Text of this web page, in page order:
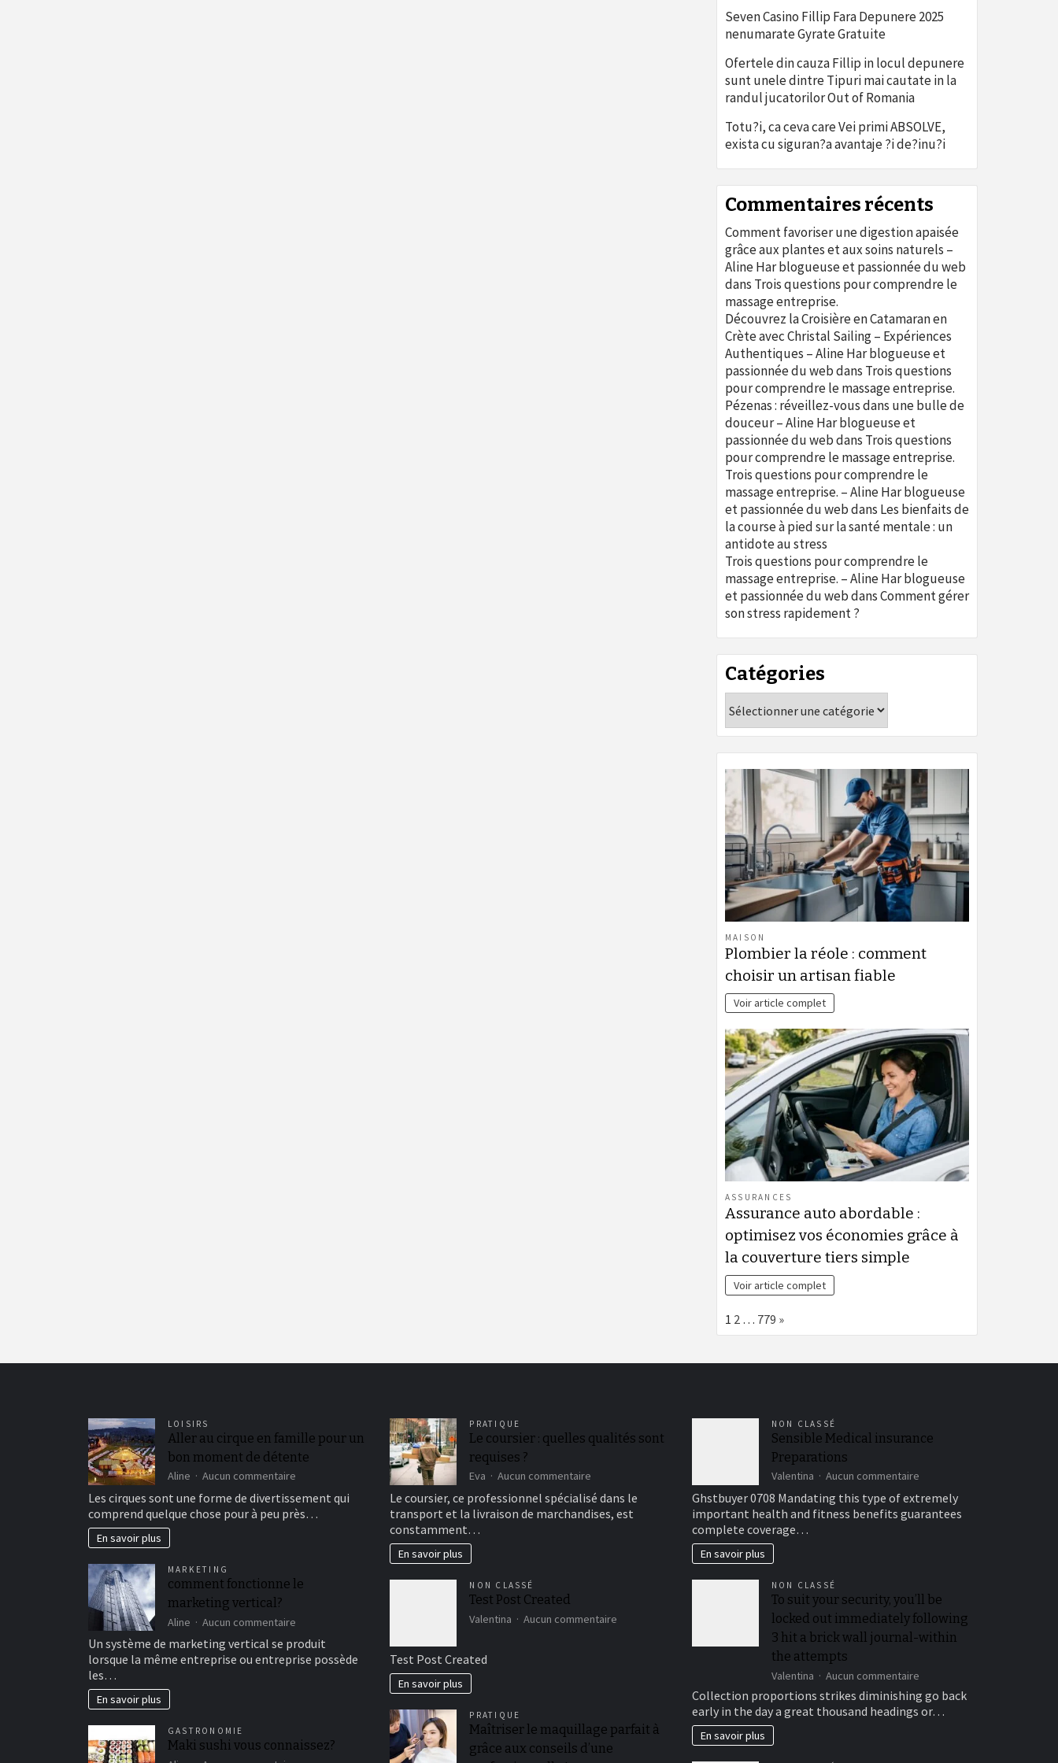
Seven Casino Fillip Fara Depunere 2025
nenumarate Gyrate Gratuite
Ofertele din cauza Fillip in locul depunere
sunt unele dintre Tipuri mai cautate in la
randul jucatorilor Out of Romania
Totu?i, ca ceva care Vei primi ABSOLVE,
exista cu siguran?a avantaje ?i de?inu?i
Commentaires récents
Comment favoriser une digestion apaisée
grâce aux plantes et aux soins naturels –
Aline Har blogueuse et passionnée du web
dans Trois questions pour comprendre le
massage entreprise.
Découvrez la Croisière en Catamaran en
Crète avec Christal Sailing – Expériences
Authentiques – Aline Har blogueuse et
passionnée du webdans Trois questions
pour comprendre le massage entreprise.
Pézenas : réveillez-vous dans une bulle de
douceur – Aline Har blogueuse et
passionnée du webdans Trois questions
pour comprendre le massage entreprise.
Trois questions pour comprendre le
massage entreprise. – Aline Har blogueuse
et passionnée du webdans Les bienfaits de
la course à pied sur la santé mentale : un
antidote au stress
Trois questions pour comprendre le
massage entreprise. – Aline Har blogueuse
et passionnée du webdansComment gérer
son stress rapidement ?
Catégories
MAISON
Plombier la réole : comment
choisir un artisan fiable
Voir article complet
ASSURANCES
Assurance auto abordable :
optimisez vos économies grâce à
la couverture tiers simple
Voir article complet
Page:
1 2 … 779 Next
»
LOISIRS
Aller au cirque en famille pour un
bon moment de détente
Aline Aucun commentaire
au
cirque
bon
Les cirques sont une forme de divertissement qui
comprend quelque chose pour à peu près…
En savoir plus
MARKETING
comment fonctionne le
marketing vertical?
Aline Aucun commentaire
fonctionne
le
Un système de marketing vertical se produit
lorsque la même entreprise ou entreprise possède
les…
En savoir plus
GASTRONOMIE
Maki sushi vous connaissez?
PRATIQUE
Le coursier : quelles qualités sont
requises ?
Eva Aucun commentaire
Le
coursier
:
Le coursier, ce professionnel spécialisé dans le
transport et la livraison de marchandises, est
constamment…
En savoir plus
NON CLASSÉ
Test Post Created
Valentina Aucun commentaire
Test Post Created
En savoir plus
PRATIQUE
Maîtriser le maquillage parfait à
grâce aux conseils d’une
NON CLASSÉ
Sensible Medical insurance
Preparations
Valentina Aucun commentairesur
Medical
insurance
Ghstbuyer 0708 Mandating this type of extremely
important health and fitness benefits guarantees
complete coverage…
En savoir plus
NON CLASSÉ
To suit your security, you’ll be
locked out immediately following
3 hit a brick wall journal-within
the attempts
Valentina Aucun commentairesur
suit
your
Collection proportions strikes diminishing go back
early in the day a great thousand headings or…
En savoir plus